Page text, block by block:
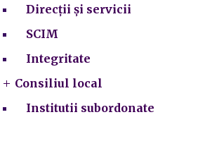
Direcții și servicii
SCIM
Integritate
Consiliul local
Institutii subordonate